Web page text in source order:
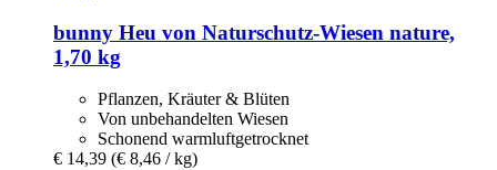
bunny Heu von Naturschutz-​Wiesen nature,
1,70 kg
Pflanzen, Kräuter & Blüten
Von unbehandelten Wiesen
Schonend warmluftgetrocknet
€ 14,39 (€ 8,46 / kg)